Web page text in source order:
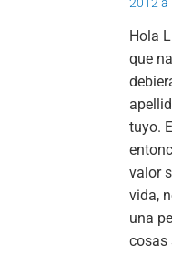
2012 a
Hola
que
tuyo.
valor
vida,
una
cosas